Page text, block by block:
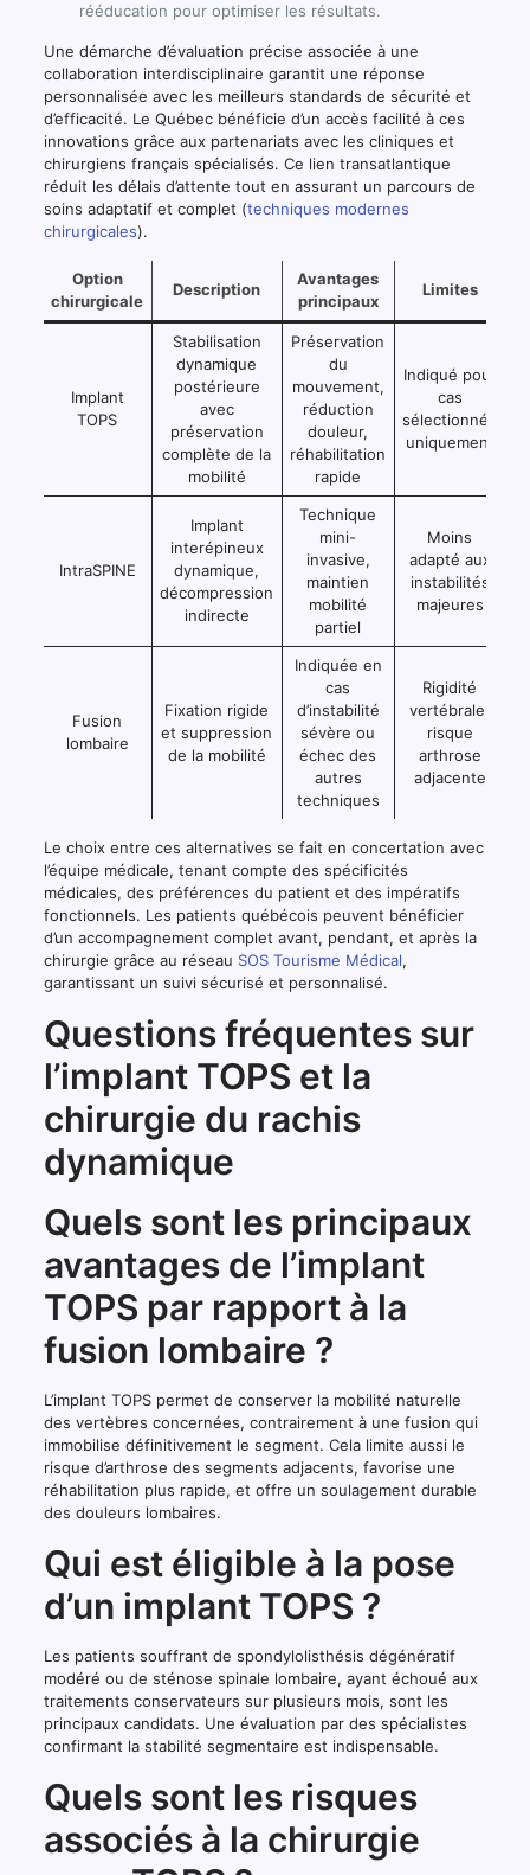
rééducation pour optimiser les résultats.
Une démarche d’évaluation précise associée à une
collaboration interdisciplinaire garantit une réponse
personnalisée avec les meilleurs standards de sécurité et
d’efficacité. Le Québec bénéficie d’un accès facilité à ces
innovations grâce aux partenariats avec les cliniques et
chirurgiens français spécialisés. Ce lien transatlantique
réduit les délais d’attente tout en assurant un parcours de
soins adaptatif et complet (techniques modernes
chirurgicales).
Option
chirurgicale
Description
Avantages
principaux
Limites
Implant
TOPS
Stabilisation
dynamique
postérieure
avec
préservation
complète de la
mobilité
Préservation
du
mouvement,
réduction
douleur,
réhabilitation
rapide
Indiqué pour
cas
sélectionnés
uniquement
IntraSPINE
Implant
interépineux
dynamique,
décompression
indirecte
Technique
mini-
invasive,
maintien
mobilité
partiel
Moins
adapté aux
instabilités
majeures
Fusion
lombaire
Fixation rigide
et suppression
de la mobilité
Indiquée en
cas
d’instabilité
sévère ou
échec des
autres
techniques
Rigidité
vertébrale,
risque
arthrose
adjacente
Le choix entre ces alternatives se fait en concertation avec
l’équipe médicale, tenant compte des spécificités
médicales, des préférences du patient et des impératifs
fonctionnels. Les patients québécois peuvent bénéficier
d’un accompagnement complet avant, pendant, et après la
chirurgie grâce au réseau SOS Tourisme Médical,
garantissant un suivi sécurisé et personnalisé.
Questions fréquentes sur
l’implant TOPS et la
chirurgie du rachis
dynamique
Quels sont les principaux
avantages de l’implant
TOPS par rapport à la
fusion lombaire ?
L’implant TOPS permet de conserver la mobilité naturelle
des vertèbres concernées, contrairement à une fusion qui
immobilise définitivement le segment. Cela limite aussi le
risque d’arthrose des segments adjacents, favorise une
réhabilitation plus rapide, et offre un soulagement durable
des douleurs lombaires.
Qui est éligible à la pose
d’un implant TOPS ?
Les patients souffrant de spondylolisthésis dégénératif
modéré ou de sténose spinale lombaire, ayant échoué aux
traitements conservateurs sur plusieurs mois, sont les
principaux candidats. Une évaluation par des spécialistes
confirmant la stabilité segmentaire est indispensable.
Quels sont les risques
associés à la chirurgie